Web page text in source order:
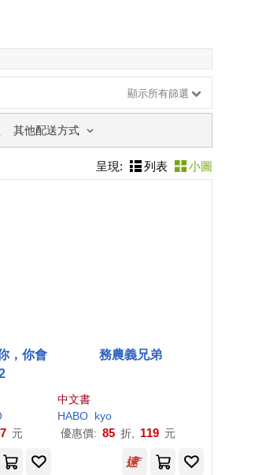
顯示所有篩選
其他配送方式
呈現: 列表 小圖
，你會
元
務農義兄弟
中文書
HABO kyo
優惠價: 85 折, 119 元